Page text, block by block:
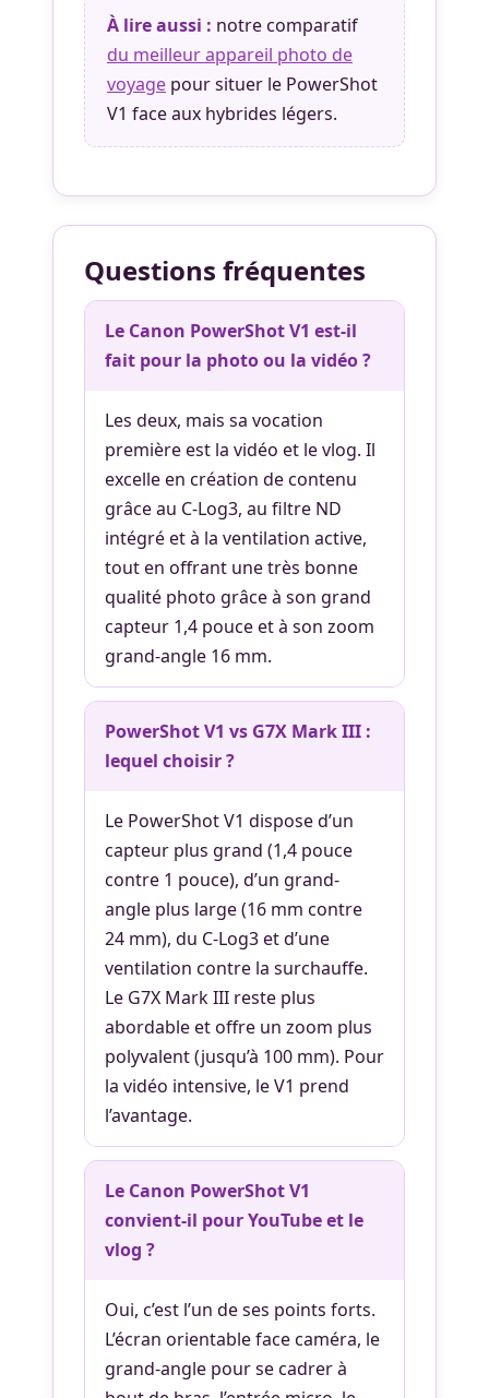
À lire aussi : notre comparatif
du meilleur appareil photo de
voyage pour situer le PowerShot
V1 face aux hybrides légers.
Questions fréquentes
Le Canon PowerShot V1 est-il
fait pour la photo ou la vidéo ?
Les deux, mais sa vocation
première est la vidéo et le vlog. Il
excelle en création de contenu
grâce au C-Log3, au filtre ND
intégré et à la ventilation active,
tout en offrant une très bonne
qualité photo grâce à son grand
capteur 1,4 pouce et à son zoom
grand-angle 16 mm.
PowerShot V1 vs G7X Mark III :
lequel choisir ?
Le PowerShot V1 dispose d’un
capteur plus grand (1,4 pouce
contre 1 pouce), d’un grand-
angle plus large (16 mm contre
24 mm), du C-Log3 et d’une
ventilation contre la surchauffe.
Le G7X Mark III reste plus
abordable et offre un zoom plus
polyvalent (jusqu’à 100 mm). Pour
la vidéo intensive, le V1 prend
l’avantage.
Le Canon PowerShot V1
convient-il pour YouTube et le
vlog ?
Oui, c’est l’un de ses points forts.
L’écran orientable face caméra, le
grand-angle pour se cadrer à